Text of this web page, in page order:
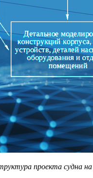
проекта судна на